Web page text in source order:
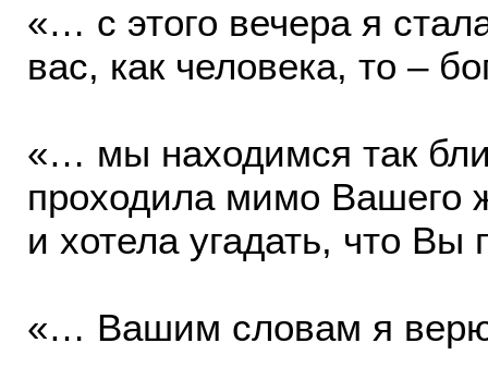
«… с этого вечера я
вас, как человека, то –
«… мы находимся так
проходила мимо Вашего
и хотела угадать, что
«… Вашим словам я